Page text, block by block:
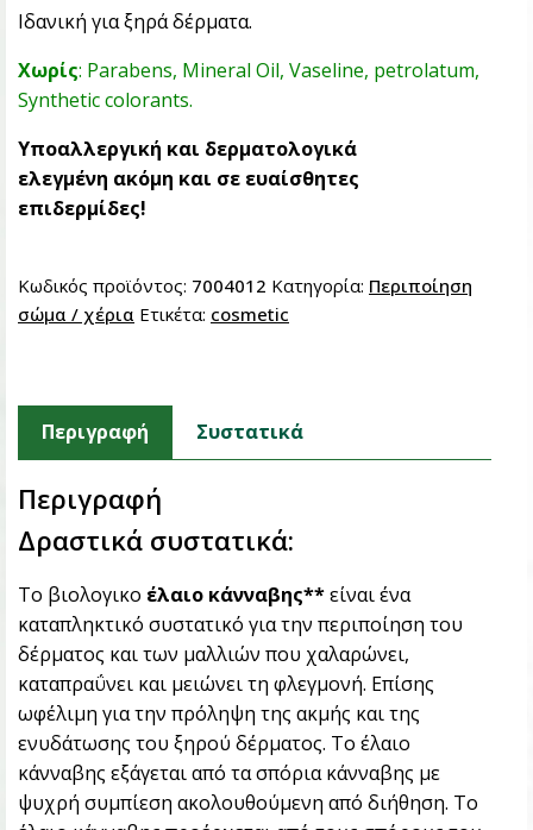
Ιδανική για ξηρά δέρματα.
Χωρίς: Parabens, Mineral Oil, Vaseline, petrolatum,
Synthetic colorants.
Υποαλλεργική και δερματολογικά
ελεγμένη ακόμη και σε ευαίσθητες
επιδερμίδες!
Κωδικός προϊόντος: 7004012 Κατηγορία: Περιποίηση
σώμα / χέρια Ετικέτα: cosmetic
Περιγραφή Συστατικά
Περιγραφή
Δραστικά συστατικά:
Το βιολογικο έλαιο κάνναβης**είναι ένα
καταπληκτικό συστατικό για την περιποίηση του
δέρματος και των μαλλιών που χαλαρώνει,
καταπραΰνει και μειώνει τη φλεγμονή. Επίσης
ωφέλιμη για την πρόληψη της ακμής και της
ενυδάτωσης του ξηρού δέρματος. Το έλαιο
κάνναβης εξάγεται από τα σπόρια κάνναβης με
ψυχρή συμπίεση ακολουθούμενη από διήθηση. Το